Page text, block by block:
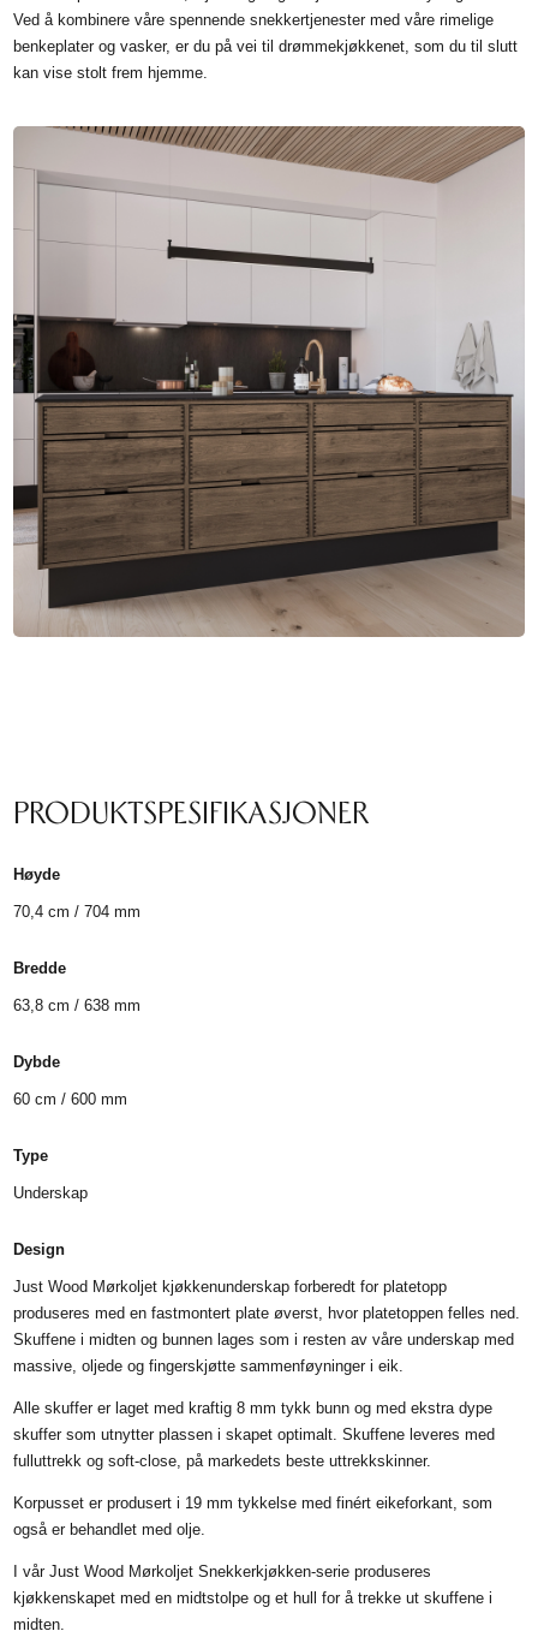
Ved å kombinere våre spennende snekkertjenester med våre rimelige
benkeplater og vasker, er du på vei til drømmekjøkkenet, som du til slutt
kan vise stolt frem hjemme.
PRODUKTSPESIFIKASJONER
Høyde
70,4 cm / 704 mm
Bredde
63,8 cm / 638 mm
Dybde
60 cm / 600 mm
Type
Underskap
Design
Just Wood Mørkoljet kjøkkenunderskap forberedt for platetopp
produseres med en fastmontert plate øverst, hvor platetoppen felles ned.
Skuffene i midten og bunnen lages som i resten av våre underskap med
massive, oljede og fingerskjøtte sammenføyninger i eik.
Alle skuffer er laget med kraftig 8 mm tykk bunn og med ekstra dype
skuffer som utnytter plassen i skapet optimalt. Skuffene leveres med
fulluttrekk og soft-close, på markedets beste uttrekkskinner.
Korpusset er produsert i 19 mm tykkelse med finért eikeforkant, som
også er behandlet med olje.
I vår Just Wood Mørkoljet Snekkerkjøkken-serie produseres
kjøkkenskapet med en midtstolpe og et hull for å trekke ut skuffene i
midten.